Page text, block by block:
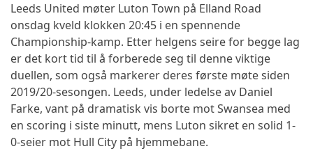
Leeds United møter Luton Town på Elland Road
onsdag kveld klokken 20:45 i en spennende
Championship-kamp. Etter helgens seire for begge lag
er det kort tid til å forberede seg til denne viktige
duellen, som også markerer deres første møte siden
2019/20-sesongen. Leeds, under ledelse av Daniel
Farke, vant på dramatisk vis borte mot Swansea med
en scoring i siste minutt, mens Luton sikret en solid 1-
0-seier mot Hull City på hjemmebane.